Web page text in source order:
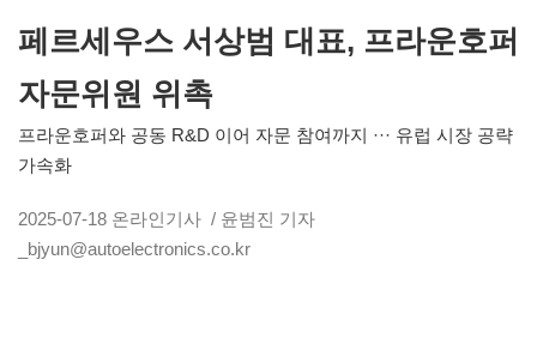
페르세우스 서상범 대표, 프라운호퍼
자문위원 위촉
프라운호퍼와 공동 R&D 이어 자문 참여까지 ··· 유럽 시장 공략
가속화
2025-07-18 온라인기사 / 윤범진 기자
_bjyun@autoelectronics.co.kr